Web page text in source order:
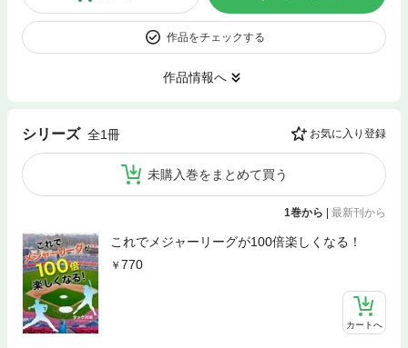
作品をチェックする
作品情報へ
シリーズ 全1冊 お気に入り登録
未購入巻をまとめて買う
1巻から | 最新刊から
これでメジャーリーグが100倍楽しくなる！
770
カートへ